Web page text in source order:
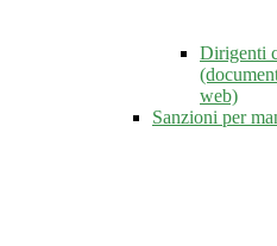
Dirigenti
web)
Sanzioni per